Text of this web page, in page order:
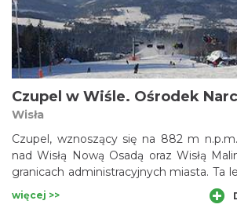
szczytowo-pompowej, oddanej do
Zbiornik o długości 650 i szerokości
głębokości 28 m, mieści 2 310 000 m
Wisła
Czupel, wznoszący się na 882 m
nad Wisłą Nową Osadą oraz Wisłą
granicach administracyjnych miasta. Ta
się w pasemku, które odgałęzia się od szczytu
Smerekowiec (853 m n.p.m.), leżącego
więcej >>